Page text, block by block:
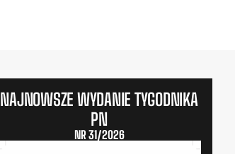
NAJNOWSZE WYDANIE TYGODNIKA
PN
NR 31/2026